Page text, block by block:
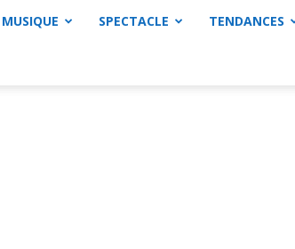
MUSIQUE SPECTACLE TENDANCES